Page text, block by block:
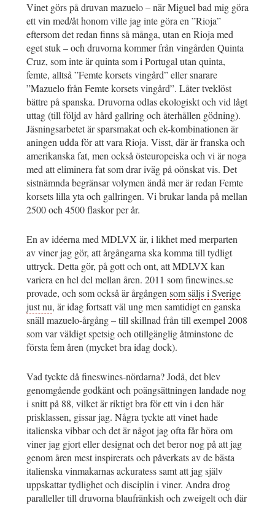
Vinet görs på druvan mazuelo – när Miguel bad mig göra
ett vin med/åt honom ville jag inte göra en ”Rioja”
eftersom det redan finns så många, utan en Rioja med
eget stuk – och druvorna kommer från vingården Quinta
Cruz, som inte är quinta som i Portugal utan quinta,
femte, alltså ”Femte korsets vingård” eller snarare
”Mazuelo från Femte korsets vingård”. Låter tveklöst
bättre på spanska. Druvorna odlas ekologiskt och vid lågt
uttag (till följd av hård gallring och återhållen gödning).
Jäsningsarbetet är sparsmakat och ek-kombinationen är
aningen udda för att vara Rioja. Visst, där är franska och
amerikanska fat, men också östeuropeiska och vi är noga
med att eliminera fat som drar iväg på oönskat vis. Det
sistnämnda begränsar volymen ändå mer är redan Femte
korsets lilla yta och gallringen. Vi brukar landa på mellan
2500 och 4500 flaskor per år.
En av idéerna med MDLVX är, i likhet med merparten
av viner jag gör, att årgångarna ska komma till tydligt
uttryck. Detta gör, på gott och ont, att MDLVX kan
variera en hel del mellan åren. 2011 som finewines.se
provade, och som också är årgången som säljs i Sverige
just nu, är idag fortsatt väl ung men samtidigt en ganska
snäll mazuelo-årgång – till skillnad från till exempel 2008
som var väldigt spetsig och otillgänglig åtminstone de
första fem åren (mycket bra idag dock).
Vad tyckte då fineswines-nördarna? Jodå, det blev
genomgående godkänt och poängsättningen landade nog
i snitt på 88, vilket är riktigt bra för ett vin i den här
prisklassen, gissar jag. Några tyckte att vinet hade
italienska vibbar och det är något jag ofta får höra om
viner jag gjort eller designat och det beror nog på att jag
genom åren mest inspirerats och påverkats av de bästa
italienska vinmakarnas ackuratess samt att jag själv
uppskattar tydlighet och disciplin i viner. Andra drog
paralleller till druvorna blaufränkish och zweigelt och där